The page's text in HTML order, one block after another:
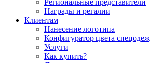
Региональные представители
Награды и регалии
Клиентам
Нанесение логотипа
Конфигуратор цвета
Услуги
Как купить?